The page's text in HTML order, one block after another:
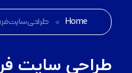
Home
» طراحی سایت
طراحی سایت